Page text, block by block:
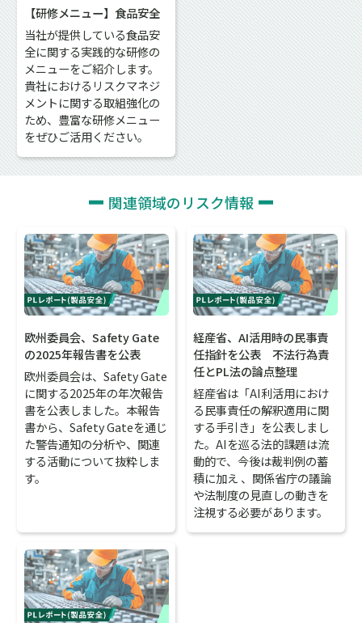
【研修メニュー】食品安全
当社が提供している食品安
全に関する実践的な研修の
メニューをご紹介します。
貴社におけるリスクマネジ
メントに関する取組強化の
ため、豊富な研修メニュー
をぜひご活用ください。
関連領域のリスク情報
欧州委員会、Safety Gate
の2025年報告書を公表
欧州委員会は、Safety Gate
に関する2025年の年次報告
書を公表しました。本報告
書から、Safety Gateを通じ
た警告通知の分析や、関連
する活動について抜粋しま
す。
経産省、AI活用時の民事責
任指針を公表 不法行為責
任とPL法の論点整理
経産省は「AI利活用におけ
る民事責任の解釈適用に関
する手引き」を公表しまし
た。AIを巡る法的課題は流
動的で、今後は裁判例の蓄
積に加え 、関係省庁の議論
や法制度の見直しの動きを
注視する必要があります。